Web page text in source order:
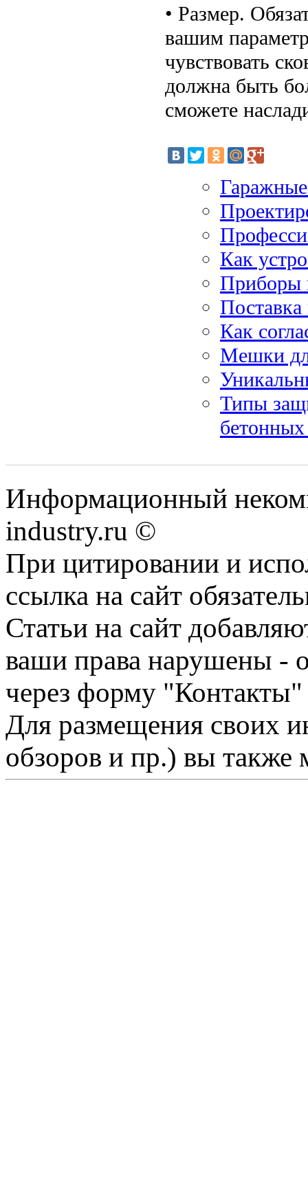
• Размер.
вашим
чувствовать
должна быть
сможете
Как
Приборы
Как
Мешки
Типы
Информационный
industry.ru ©
При цитировании и
ссылка на сайт
Статьи на сайт
ваши права нарушены -
через форму "Контакты"
Для размещения своих
обзоров и пр.) вы также